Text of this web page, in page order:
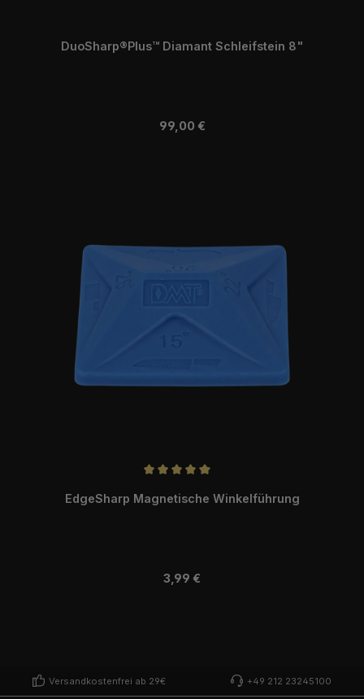
DuoSharp®Plus™ Diamant Schleifstein 8"
Regulärer Preis:
99,00 €
EdgeSharp Magnetische Winkelführung
Regulärer Preis:
3,99 €
Versandkostenfrei ab 29€ +49 212 23245100